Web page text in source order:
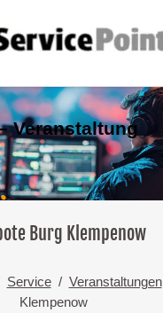
Veranstaltung
Burg Klempenow
Service Veranstaltungen
Klempenow